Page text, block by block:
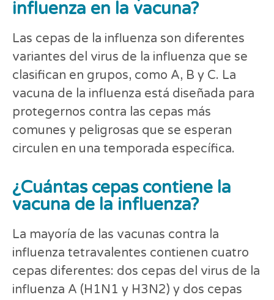
influenza en la vacuna?
Las cepas de la influenza son diferentes
variantes del virus de la influenza que se
clasifican en grupos, como A, B y C. La
vacuna de la influenza está diseñada para
protegernos contra las cepas más
comunes y peligrosas que se esperan
circulen en una temporada específica.
¿Cuántas cepas contiene la
vacuna de la influenza?
La mayoría de las vacunas contra la
influenza tetravalentes contienen cuatro
cepas diferentes: dos cepas del virus de la
influenza A (H1N1 y H3N2) y dos cepas